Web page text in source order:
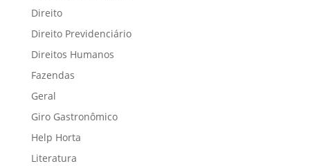
Direito
Direito Previdenciário
Direitos Humanos
Fazendas
Geral
Giro Gastronômico
Help Horta
Literatura